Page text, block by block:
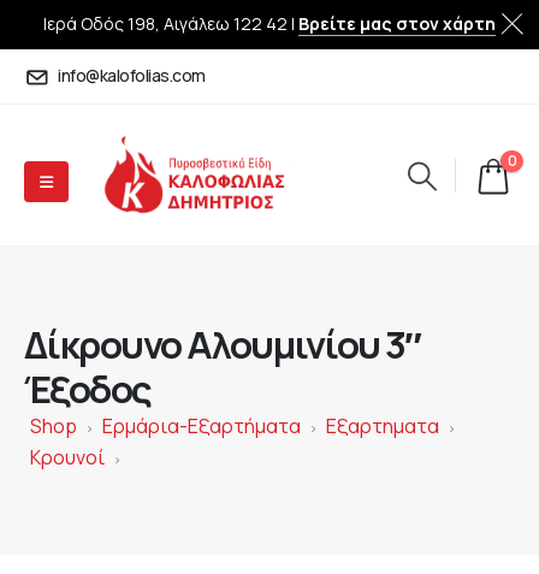
Ιερά Οδός 198, Αιγάλεω 122 42 | Βρείτε μας στον χάρτη
info@kalofolias.com
0
Δίκρουνο Αλουμινίου 3″
Έξοδος
Shop > Ερμάρια-Εξαρτήματα > Εξαρτηματα >
Κρουνοί >